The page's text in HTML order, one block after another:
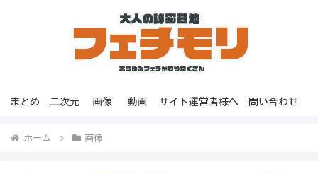
まとめ 二次元 画像 動画 サイト運営者様へ 問い合わせ
ホーム 画像